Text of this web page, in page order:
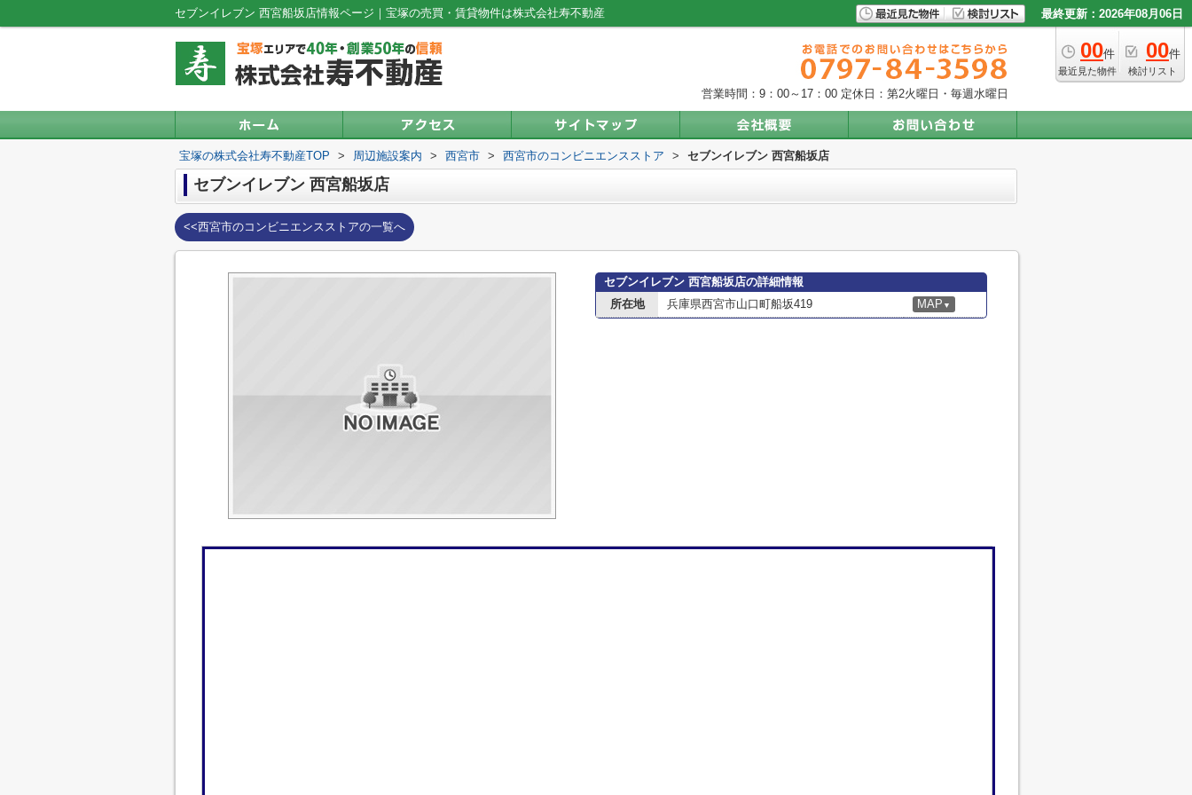
セブンイレブン 西宮船坂店情報ページ｜宝塚の売買・賃貸物件は株式会社寿不動産 最終更新：2026年08月06日
00件
最近見た物件
00件
検討リスト
営業時間：9：00～17：00 定休日：第2火曜日・毎週水曜日
宝塚の株式会社寿不動産TOP > 周辺施設案内 > 西宮市 > 西宮市のコンビニエンスストア > セブンイレブン 西宮船坂店
セブンイレブン 西宮船坂店
<<西宮市のコンビニエンスストアの一覧へ
セブンイレブン 西宮船坂店の詳細情報
所在地
兵庫県西宮市山口町船坂419 MAP ▼